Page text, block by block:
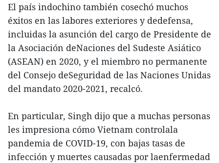
El país indochino también cosechó muchos
éxitos en las labores exteriores y dedefensa,
incluidas la asunción del cargo de Presidente de
la Asociación deNaciones del Sudeste Asiático
(ASEAN) en 2020, y el miembro no permanente
del Consejo deSeguridad de las Naciones Unidas
del mandato 2020-2021, recalcó.
En particular, Singh dijo que a muchas personas
les impresiona cómo Vietnam controlala
pandemia de COVID-19, con bajas tasas de
infección y muertes causadas por laenfermedad